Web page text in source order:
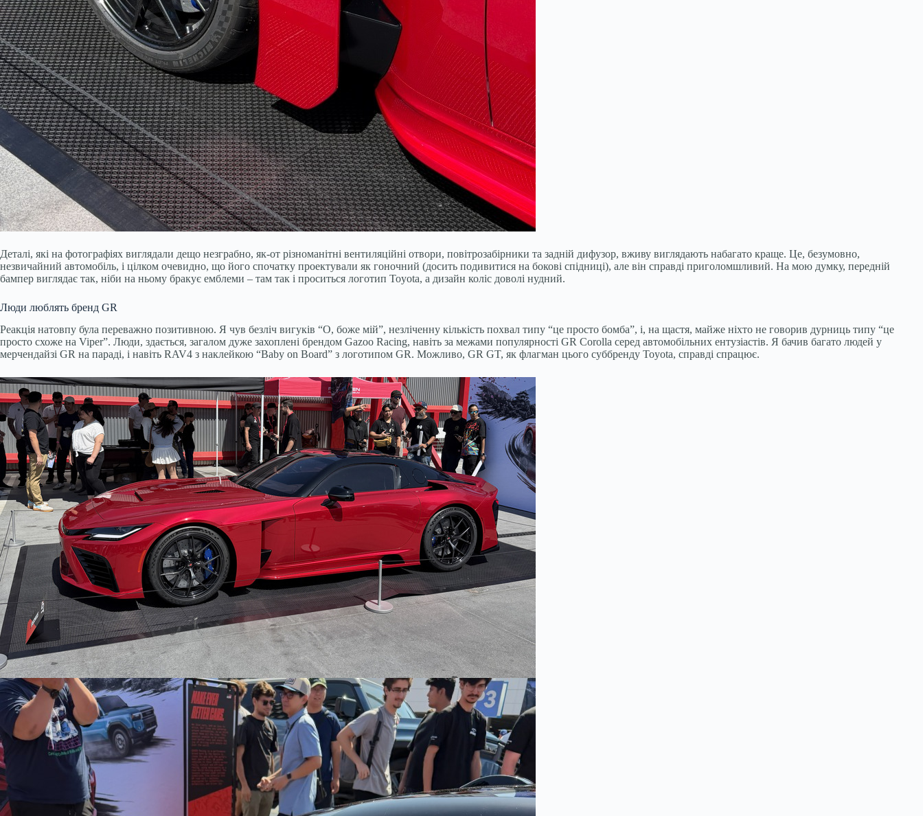
Деталі, які на фотографіях виглядали дещо незграбно, як-от різноманітні вентиляційні отвори, повітрозабірники та задній дифузор, вживу виглядають набагато краще. Це, безумовно,
незвичайний автомобіль, і цілком очевидно, що його спочатку проектували як гоночний (досить подивитися на бокові спідниці), але він справді приголомшливий. На мою думку, передній
бампер виглядає так, ніби на ньому бракує емблеми – там так і проситься логотип Toyota, а дизайн коліс доволі нудний.
Люди люблять бренд GR
Реакція натовпу була переважно позитивною. Я чув безліч вигуків “О, боже мій”, незліченну кількість похвал типу “це просто бомба”, і, на щастя, майже ніхто не говорив дурниць типу “це
просто схоже на Viper”. Люди, здається, загалом дуже захоплені брендом Gazoo Racing, навіть за межами популярності GR Corolla серед автомобільних ентузіастів. Я бачив багато людей у ​​
мерчендайзі GR на параді, і навіть RAV4 з наклейкою “Baby on Board” з логотипом GR. Можливо, GR GT, як флагман цього суббренду Toyota, справді спрацює.